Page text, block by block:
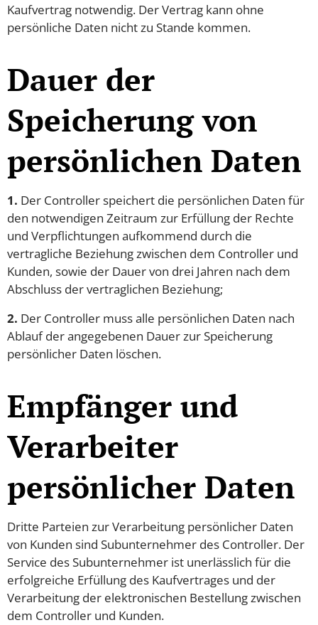
Kaufvertrag notwendig. Der Vertrag kann ohne
persönliche Daten nicht zu Stande kommen.
Dauer der
Speicherung von
persönlichen Daten
1. Der Controller speichert die persönlichen Daten für
den notwendigen Zeitraum zur Erfüllung der Rechte
und Verpflichtungen aufkommend durch die
vertragliche Beziehung zwischen dem Controller und
Kunden, sowie der Dauer von drei Jahren nach dem
Abschluss der vertraglichen Beziehung;
2. Der Controller muss alle persönlichen Daten nach
Ablauf der angegebenen Dauer zur Speicherung
persönlicher Daten löschen.
Empfänger und
Verarbeiter
persönlicher Daten
Dritte Parteien zur Verarbeitung persönlicher Daten
von Kunden sind Subunternehmer des Controller. Der
Service des Subunternehmer ist unerlässlich für die
erfolgreiche Erfüllung des Kaufvertrages und der
Verarbeitung der elektronischen Bestellung zwischen
dem Controller und Kunden.